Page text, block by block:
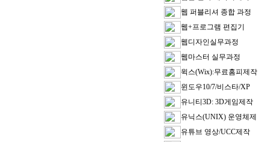
웹 퍼블리셔 종합 과정
웹+프로그램 편집기
웹디자인실무과정
웹마스터 실무과정
윅스(Wix):무료홈피제작
윈도우10/7/비스타/XP
유니티3D: 3D게임제작
유닉스(UNIX) 운영체제
유튜브 영상/UCC제작